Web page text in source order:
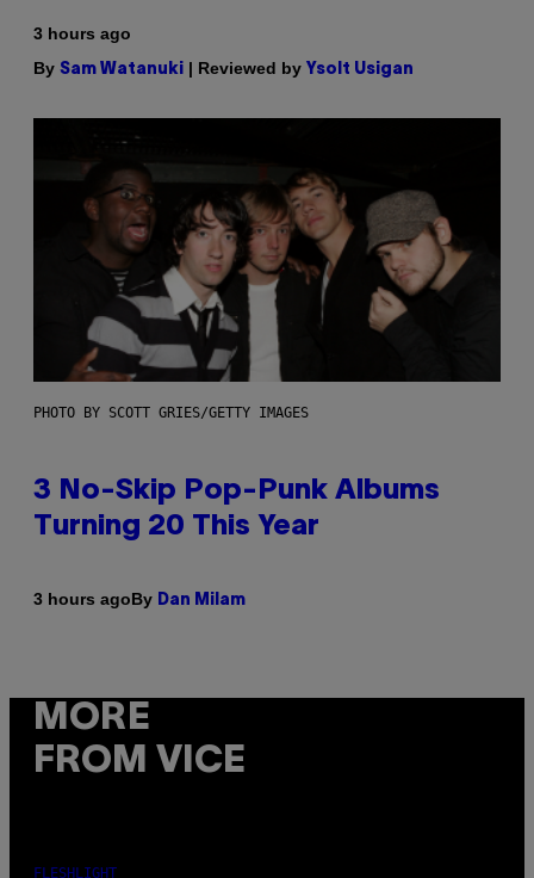
3 hours ago
By Sam Watanuki | Reviewed by Ysolt Usigan
PHOTO BY SCOTT GRIES/GETTY IMAGES
3 No-Skip Pop-Punk Albums
Turning 20 This Year
3 hours agoBy Dan Milam
MORE
FROM VICE
FLESHLIGHT